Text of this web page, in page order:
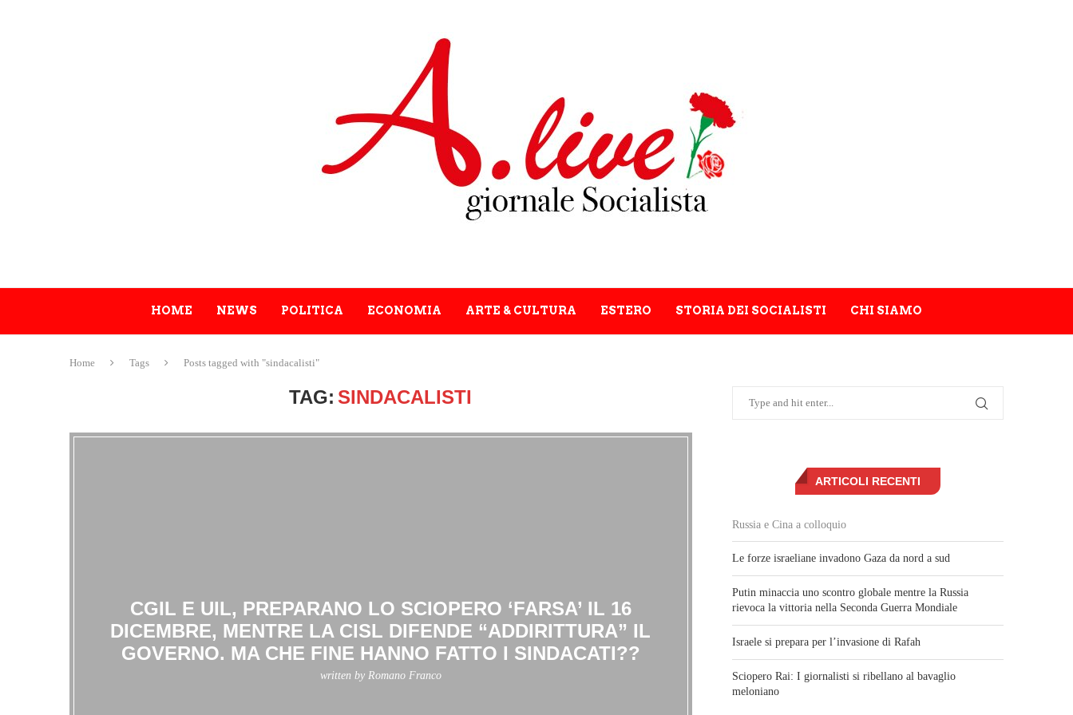
HOME NEWS POLITICA ECONOMIA ARTE & CULTURA ESTERO STORIA DEI SOCIALISTI CHI SIAMO
Home Tags Posts tagged with "sindacalisti"
TAG: SINDACALISTI
CGIL E UIL, PREPARANO LO SCIOPERO ‘FARSA’ IL 16
DICEMBRE, MENTRE LA CISL DIFENDE “ADDIRITTURA” IL
GOVERNO. MA CHE FINE HANNO FATTO I SINDACATI??
written by Romano Franco
ARTICOLI RECENTI
Russia e Cina a colloquio
Le forze israeliane invadono Gaza da nord a sud
Putin minaccia uno scontro globale mentre la Russia
rievoca la vittoria nella Seconda Guerra Mondiale
Israele si prepara per l’invasione di Rafah
Sciopero Rai: I giornalisti si ribellano al bavaglio
meloniano